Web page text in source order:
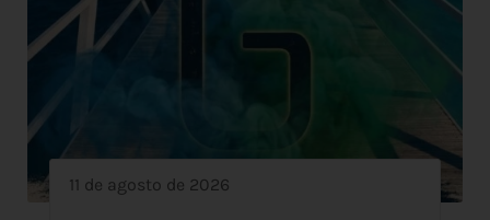
11 de agosto de 2026